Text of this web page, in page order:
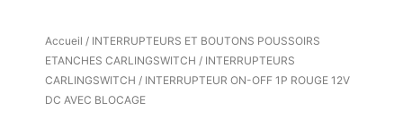
Accueil / INTERRUPTEURS ET BOUTONS POUSSOIRS
ETANCHES CARLINGSWITCH / INTERRUPTEURS
CARLINGSWITCH / INTERRUPTEUR ON-OFF 1P ROUGE 12V
DC AVEC BLOCAGE